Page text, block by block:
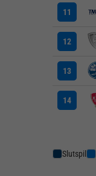
11
12
13
14
Slutspil